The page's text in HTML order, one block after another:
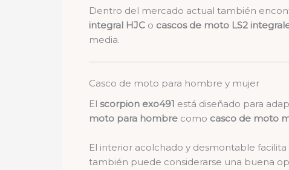
Dentro del mercado actual también
integral HJC o cascos de moto LS2
media.
Casco de moto para hombre y mujer
El scorpion exo491 está diseñado para
moto para hombre como casco de moto
El interior acolchado y desmontable
también puede considerarse una buena